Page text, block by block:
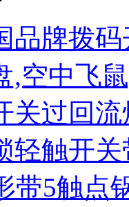
品牌拨
,空中飞
关过回流
轻触开
带5触点